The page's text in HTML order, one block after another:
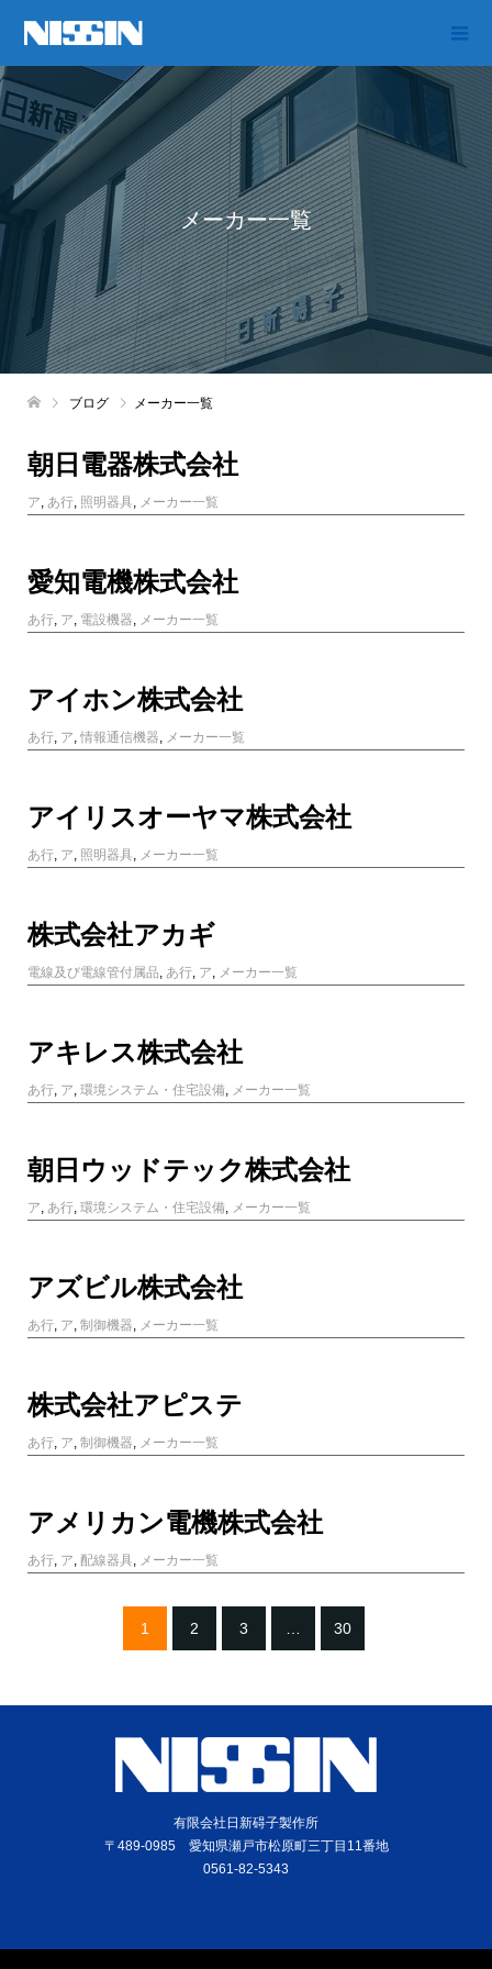
メーカー一覧
ブログ メーカー一覧
朝日電器株式会社
ア, あ行, 照明器具, メーカー一覧
愛知電機株式会社
あ行, ア, 電設機器, メーカー一覧
アイホン株式会社
あ行, ア, 情報通信機器, メーカー一覧
アイリスオーヤマ株式会社
あ行, ア, 照明器具, メーカー一覧
株式会社アカギ
電線及び電線管付属品, あ行, ア, メーカー一覧
アキレス株式会社
あ行, ア, 環境システム・住宅設備, メーカー一覧
朝日ウッドテック株式会社
ア, あ行, 環境システム・住宅設備, メーカー一覧
アズビル株式会社
あ行, ア, 制御機器, メーカー一覧
株式会社アピステ
あ行, ア, 制御機器, メーカー一覧
アメリカン電機株式会社
あ行, ア, 配線器具, メーカー一覧
1 2 3 30
有限会社日新碍子製作所
〒489-0985 愛知県瀬戸市松原町三丁目11番地
0561-82-5343